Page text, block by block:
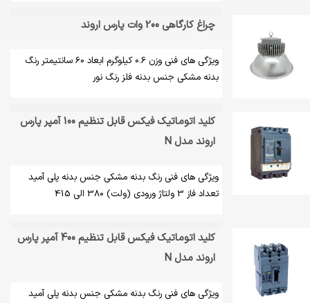
چراغ کارگاهی 200 وات پارس اروند
ویژگی های فنی وزن 0.6 کیلوگرم ابعاد 60 سانتیمتر رنگ
بدنه مشکی جنس بدنه فلز رنگ نور
کلید اتوماتیک فیکس قابل تنظیم 100 آمپر پارس
اروند مدل N
ویژگی های فنی رنگ بدنه مشکی جنس بدنه پلی آمید
تعداد فاز 3 ولتاژ ورودی (ولت) 380 الی 415
کلید اتوماتیک فیکس قابل تنظیم 400 آمپر پارس
اروند مدل N
ویژگی های فنی رنگ بدنه مشکی جنس بدنه پلی آمید